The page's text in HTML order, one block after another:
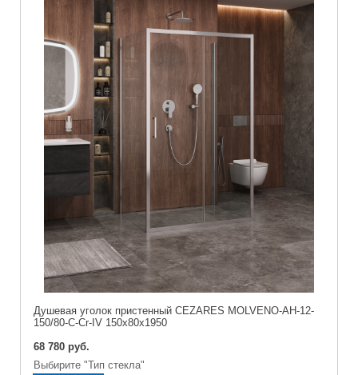
Душевая уголок пристенный CEZARES MOLVENO-AH-12-
150/80-C-Cr-IV 150x80x1950
68 780 руб.
Выбирите "Тип стекла"